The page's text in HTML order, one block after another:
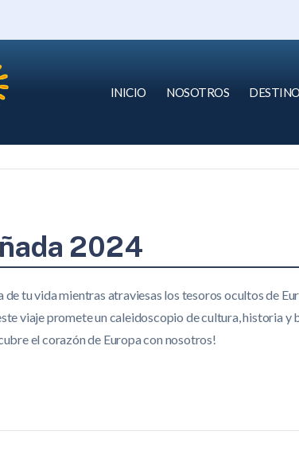
INICIO NOSOTROS
2024
de tu vida mientras atraviesas los tesoros ocultos de
viaje promete un caleidoscopio de cultura, historia
el corazón de Europa con nosotros!